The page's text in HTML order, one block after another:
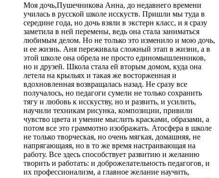
Моя дочь,Пушечникова Анна, до недавнего времени
училась в русской школе исскуств. Пришли мы туда в
середине года, но дочь взяли в экстерн класс, и я сразу
заметила в ней перемены, ведь она стала заниматься
любимым делом. Но не только это изменило и мою дочь,
и ее жизнь. Аня переживала сложный этап в жизни, а в
этой школе она обрела не просто единомышленников,
но и друзей. Школа стала ей вторым домом, куда она
летела на крыльях и такая же восторженная и
вдохновленная возвращалась назад. Не сразу все
получалось, но педагоги сумели не только сохранить
тягу и любовь к исскуству, но и развить, и усилить,
научили техникам рисунка, композиции, привили
чувство цвета и умение мыслить красками, образами, а
потом все это граммотно изображать. Атосфера в школе
не только творческая, но очень мягкая, домашняя, не
напрягающаяя, но в то же время настраивающая на
работу. Все здесь способствует развитию и желанию
творить и работать: и доброжелательность педагогов, и
их профессионализм, а главное желание научить,